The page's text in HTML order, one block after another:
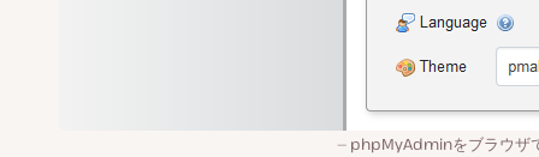
phpMyAdminをブラウザ